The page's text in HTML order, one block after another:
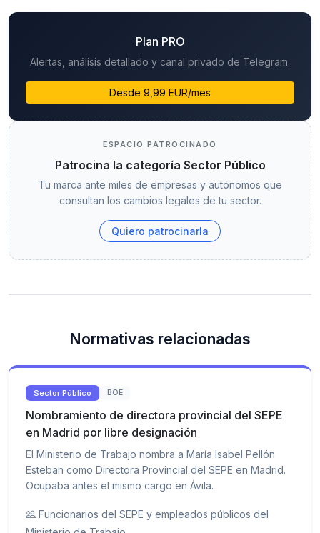
Plan PRO
Alertas, análisis detallado y canal privado de Telegram.
Desde 9,99 EUR/mes
ESPACIO PATROCINADO
Patrocina la categoría Sector Público
Tu marca ante miles de empresas y autónomos que
consultan los cambios legales de tu sector.
Quiero patrocinarla
Normativas relacionadas
Sector Público BOE
Nombramiento de directora provincial del SEPE
en Madrid por libre designación
El Ministerio de Trabajo nombra a María Isabel Pellón
Esteban como Directora Provincial del SEPE en Madrid.
Ocupaba antes el mismo cargo en Ávila.
Funcionarios del SEPE y empleados públicos del